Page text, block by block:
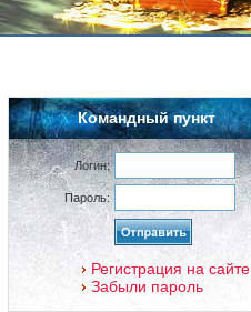
Командный пункт
Логин:
Пароль:
Регистрация на сайте
Забыли пароль